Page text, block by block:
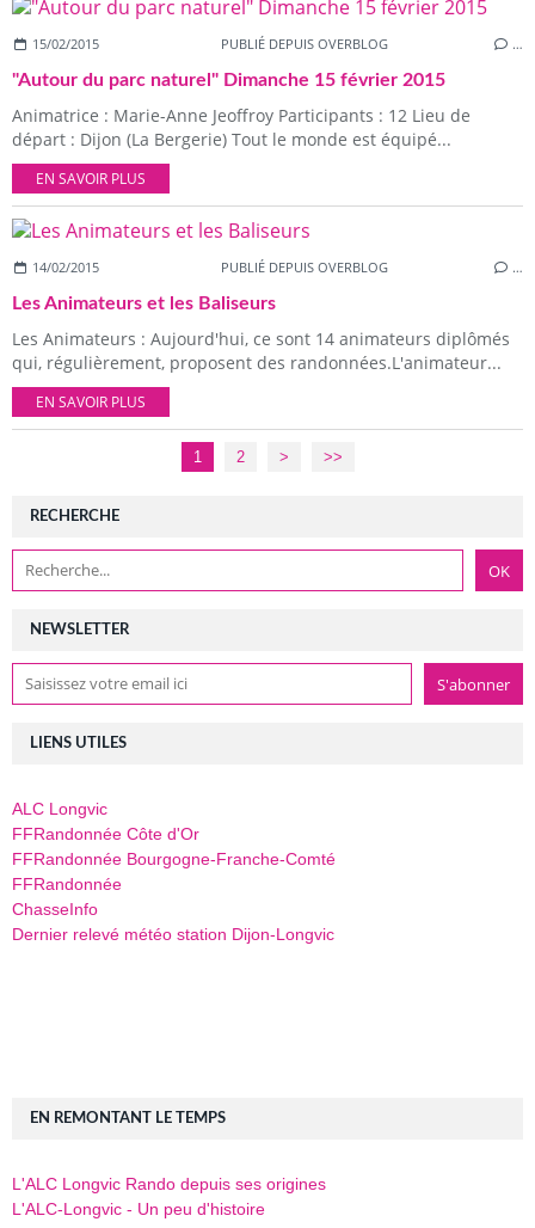
15/02/2015 PUBLIÉ DEPUIS OVERBLOG …
"Autour du parc naturel" Dimanche 15 février 2015
Animatrice : Marie-Anne Jeoffroy Participants : 12 Lieu de
départ : Dijon (La Bergerie) Tout le monde est équipé...
EN SAVOIR PLUS
14/02/2015 PUBLIÉ DEPUIS OVERBLOG …
Les Animateurs et les Baliseurs
Les Animateurs : Aujourd'hui, ce sont 14 animateurs diplômés
qui, régulièrement, proposent des randonnées.L'animateur...
EN SAVOIR PLUS
1 2 > >>
NEWSLETTER
RECHERCHE
LIENS UTILES
ALC Longvic
FFRandonnée Côte d'Or
FFRandonnée Bourgogne-Franche-Comté
FFRandonnée
ChasseInfo
Dernier relevé météo station Dijon-Longvic
EN REMONTANT LE TEMPS
L'ALC Longvic Rando depuis ses origines
L'ALC-Longvic - Un peu d'histoire